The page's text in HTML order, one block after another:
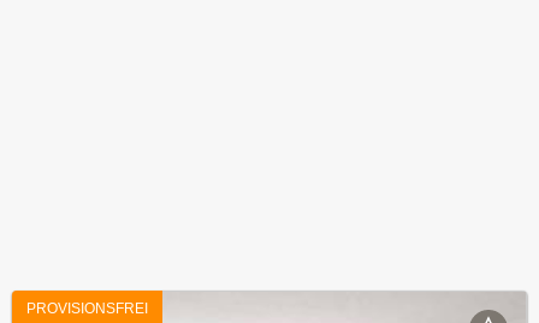
PROVISIONSFREI